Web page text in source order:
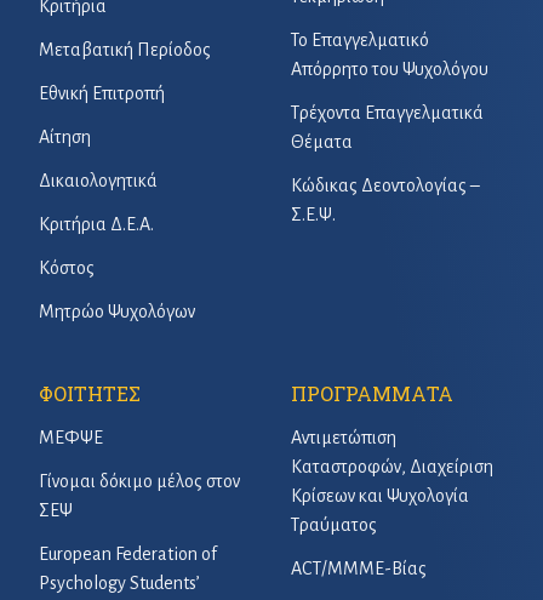
Το Επαγγελματικό
Απόρρητο του Ψυχολόγου
Τρέχοντα Επαγγελματικά
Θέματα
Κώδικας Δεοντολογίας –
Σ.Ε.Ψ.
Κριτήρια
Μεταβατική Περίοδος
Εθνική Επιτροπή
Αίτηση
Δικαιολογητικά
Κριτήρια Δ.Ε.Α.
Κόστος
Μητρώο Ψυχολόγων
ΦΟΙΤΗΤΕΣ
ΜΕΦΨΕ
Γίνομαι δόκιμο μέλος στον
ΣΕΨ
European Federation of
Psychology Students’
ΠΡΟΓΡΑΜΜΑΤΑ
Αντιμετώπιση
Καταστροφών, Διαχείριση
Κρίσεων και Ψυχολογία
Τραύματος
ACT/ΜΜΜΕ-Βίας